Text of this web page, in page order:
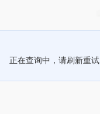
正在查询中，请刷新重试